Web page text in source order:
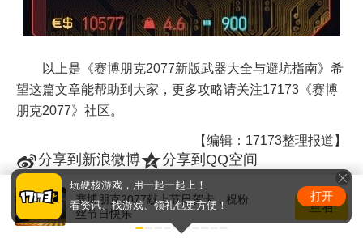
以上是《赛博朋克2077新版武器大全与避坑指南》希
望这篇文章能帮助到大家，更多攻略请关注17173《赛博
朋克2077》社区。
【编辑：17173整理报道】
t分享到新浪微博z分享到QQ空间
w 分享到微信
赛博朋克2077献上节日贺卡，祝粉
丝节日快乐
查看
玩硬核游戏，用一起一起上！
看资讯、找游戏、领礼包更方便！
打开